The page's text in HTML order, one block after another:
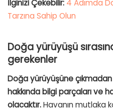
İlginizi Çekebilir: 4 Adımda
Tarzına Sahip Olun
Doğa yürüyüşü
gerekenler
Doğa yürüyüşüne
hakkında bilgi parçaları ve
olacaktır.Havanın mutlaka